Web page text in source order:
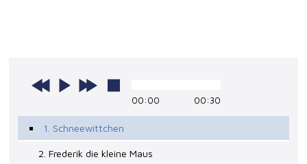
00:00 00:30
1. Schneewittchen
2. Frederik die kleine Maus